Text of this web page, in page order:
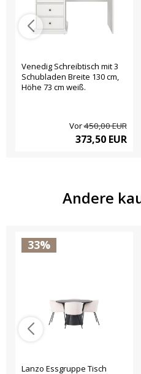
Venedig Schreibtisch mit 3
Schubladen Breite 130 cm,
Höhe 73 cm weiß.
Vor450,00 EUR
373,50 EUR
Andere
33%
Lanzo Essgruppe Tisch